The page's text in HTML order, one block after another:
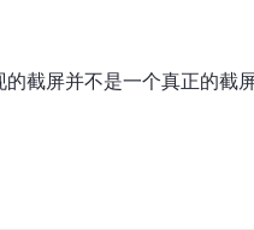
截屏并不是一个真正的